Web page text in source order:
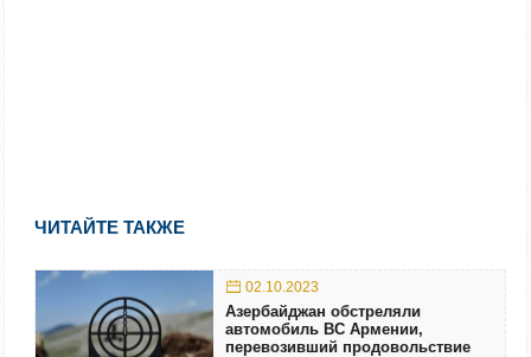
ЧИТАЙТЕ ТАКЖЕ
02.10.2023
Азербайджан обстреляли
автомобиль ВС Армении,
перевозивший продовольствие